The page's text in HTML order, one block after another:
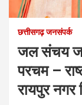
छत्तीसगढ़ जनसंपर्क
जल संचय
परचम –
रायपुर